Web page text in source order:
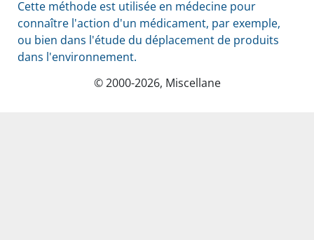
Cette méthode est utilisée en médecine pour
connaître l'action d'un médicament, par exemple,
ou bien dans l'étude du déplacement de produits
dans l'environnement.
© 2000-2026, Miscellane